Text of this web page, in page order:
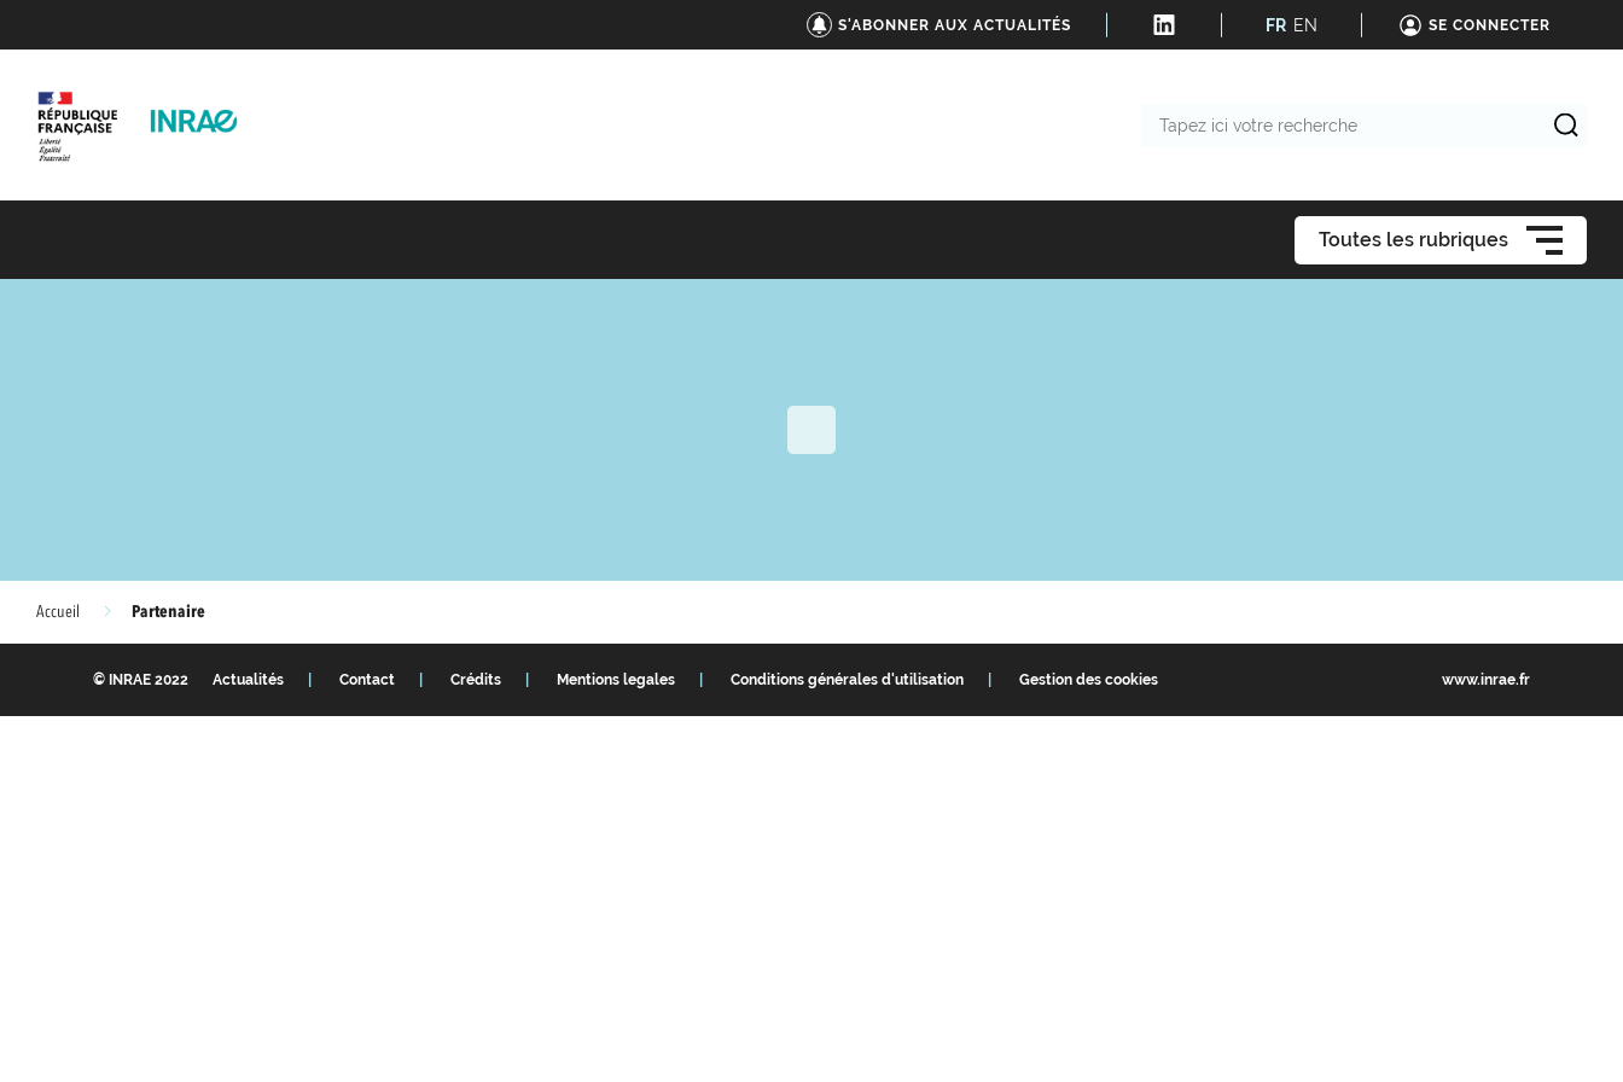
S'ABONNER AUX ACTUALITÉS FR EN SE CONNECTER
Toutes les rubriques
Accueil Partenaire
© INRAE 2022 Actualités Contact Crédits Mentions legales Conditions générales d'utilisation Gestion des cookies www.inrae.fr